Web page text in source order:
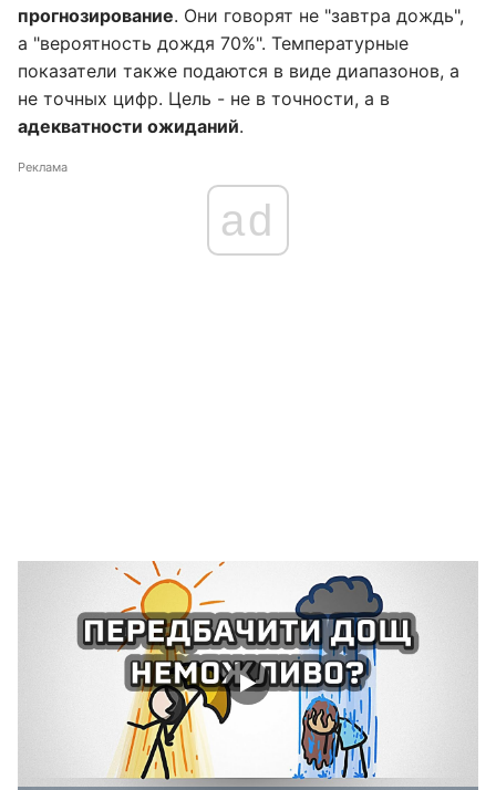
прогнозирование. Они говорят не "завтра дождь",
а "вероятность дождя 70%". Температурные
показатели также подаются в виде диапазонов, а
не точных цифр. Цель - не в точности, а в
адекватности ожиданий.
Реклама
ad